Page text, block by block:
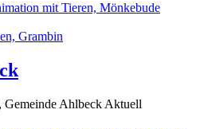
mit Tieren, Mönkebude
Grambin
Ahlbeck Aktuell